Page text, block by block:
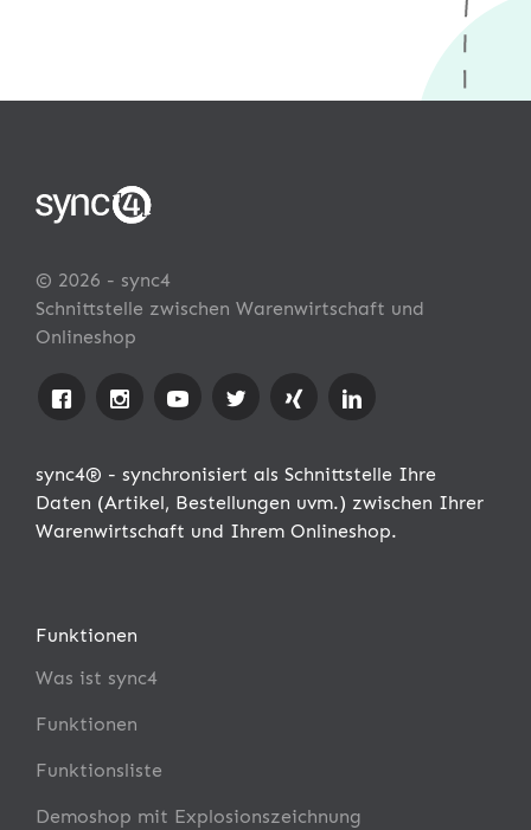
© 2026 - sync4
Schnittstelle zwischen Warenwirtschaft und
Onlineshop
sync4® - synchronisiert als Schnittstelle Ihre
Daten (Artikel, Bestellungen uvm.) zwischen Ihrer
Warenwirtschaft und Ihrem Onlineshop.
Funktionen
Was ist sync4
Funktionen
Funktionsliste
Demoshop mit Explosionszeichnung